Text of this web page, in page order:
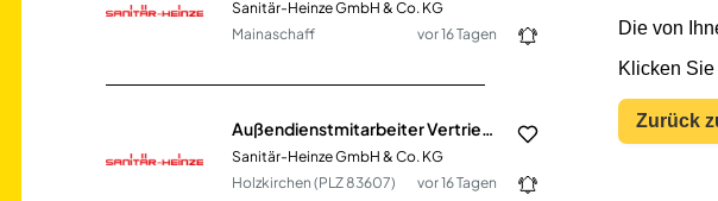
Sanitär-Heinze GmbH & Co. KG
Mainaschaff
vor 16 Tagen
Sanitär-Heinze GmbH & Co. KG
Holzkirchen (PLZ 83607)
vor 16 Tagen